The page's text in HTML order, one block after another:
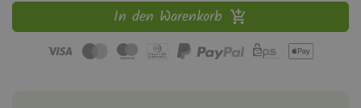
In den Warenkorb